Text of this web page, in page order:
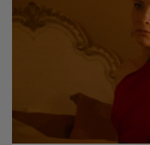
TELEȘCOALA: limba